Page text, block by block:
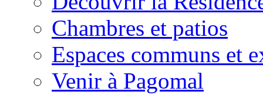
Chambres et patios
Espaces communs et
Venir à Pagomal